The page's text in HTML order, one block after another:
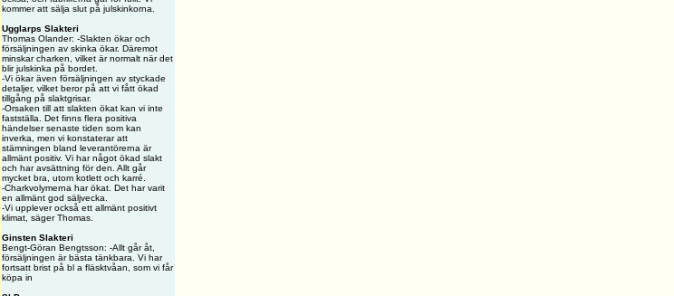
kommer att sälja slut på julskinkorna.
Ugglarps Slakteri
Thomas Olander: -Slakten ökar och
försäljningen av skinka ökar. Däremot
minskar charken, vilket är normalt när det
blir julskinka på bordet.
-Vi ökar även försäljningen av styckade
detaljer, vilket beror på att vi fått ökad
tillgång på slaktgrisar.
-Orsaken till att slakten ökat kan vi inte
fastställa. Det finns flera positiva
händelser senaste tiden som kan
inverka, men vi konstaterar att
stämningen bland leverantörerna är
allmänt positiv. Vi har något ökad slakt
och har avsättning för den. Allt går
mycket bra, utom kotlett och karré.
-Charkvolymerna har ökat. Det har varit
en allmänt god säljvecka.
-Vi upplever också ett allmänt positivt
klimat, säger Thomas.
Ginsten Slakteri
Bengt-Göran Bengtsson: -Allt går åt,
försäljningen är bästa tänkbara. Vi har
fortsatt brist på bl a fläsktvåan, som vi får
köpa in